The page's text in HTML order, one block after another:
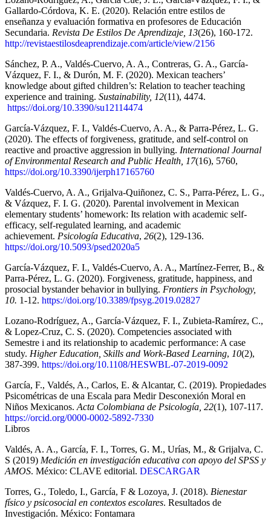
Gallardo-Córdova, K. E. (2020). Relación entre estilos de
enseñanza y evaluación formativa en profesores de Educación
Secundaria. Revista De Estilos De Aprendizaje, 13(26), 160-172.
http://revistaestilosdeaprendizaje.com/article/view/2156
Sánchez, P. A., Valdés-Cuervo, A. A., Contreras, G. A., García-
Vázquez, F. I., & Durón, M. F. (2020). Mexican teachers’
knowledge about gifted children’s: Relation to teacher teaching
experience and training. Sustainability, 12(11), 4474.
https://doi.org/10.3390/su12114474
García-Vázquez, F. I., Valdés-Cuervo, A. A., & Parra-Pérez, L. G.
(2020). The effects of forgiveness, gratitude, and self-control on
reactive and proactive aggression in bullying. International Journal
of Environmental Research and Public Health, 17(16), 5760,
https://doi.org/10.3390/ijerph17165760
Valdés-Cuervo, A. A., Grijalva-Quiñonez, C. S., Parra-Pérez, L. G.,
& Vázquez, F. I. G. (2020). Parental involvement in Mexican
elementary students’ homework: Its relation with academic self-
efficacy, self-regulated learning, and academic
achievement. Psicología Educativa, 26(2), 129-136.
https://doi.org/10.5093/psed2020a5
García-Vázquez, F. I., Valdés-Cuervo, A. A., Martínez-Ferrer, B., &
Parra-Pérez, L. G. (2020). Forgiveness, gratitude, happiness, and
prosocial bystander behavior in bullying. Frontiers in Psychology,
10. 1-12. https://doi.org/10.3389/fpsyg.2019.02827
Lozano-Rodríguez, A., García-Vázquez, F. I., Zubieta-Ramírez, C.,
& Lopez-Cruz, C. S. (2020). Competencies associated with
Semestre i and its relationship to academic performance: A case
study. Higher Education, Skills and Work-Based Learning, 10(2),
387-399. https://doi.org/10.1108/HESWBL-07-2019-0092
García, F., Valdés, A., Carlos, E. & Alcantar, C. (2019). Propiedades
Psicométricas de una Escala para Medir Desconexión Moral en
Niños Mexicanos. Acta Colombiana de Psicología, 22(1), 107-117.
https://orcid.org/0000-0002-5892-7330
Libros
Valdés, A. A., García, F. I., Torres, G. M., Urías, M., & Grijalva, C.
S (2019) Medición en investigación educativa con apoyo del SPSS y
AMOS. México: CLAVE editorial. DESCARGAR
Torres, G., Toledo, I., García, F & Lozoya, J. (2018). Bienestar
físico y psicosocial en contextos escolares. Resultados de
Investigación. México: Fontamara